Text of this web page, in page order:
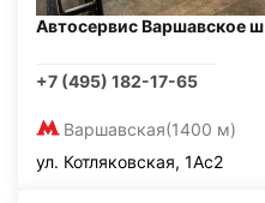
Автосервис Варшавское ш
+7 (495) 182-17-65
Варшавская(1400 м)
ул. Котляковская, 1Ас2